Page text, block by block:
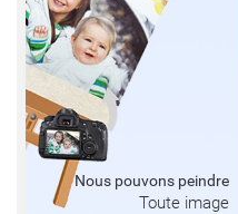
Nous pouvons peindre
Toute image